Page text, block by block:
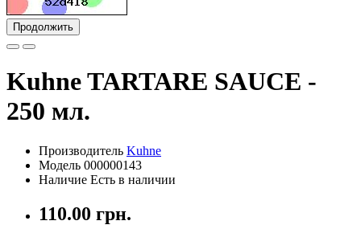
Продолжить
Kuhne TARTARE SAUCE -
250 мл.
Производитель Kuhne
Модель 000000143
Наличие Есть в наличии
110.00 грн.